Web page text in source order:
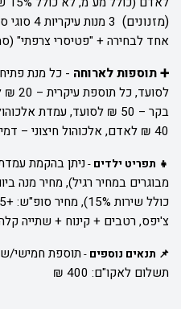
(מזנונים) 3 מנות עיקריות 4 סוגי סלטים (מבחר "בר סלטים")
אחד לבחירה + "פטיסרי צרפתי" (סה"כ 2
➕ תוספות לארוחה -
לסועד,כל תוספת עיקרית – 20 ₪ לסועד,
בקר – 50 ₪ לסועד,
עמדת
40 ₪ לאדם,
אלכוהול חיצוני – דמי
👧 תפריט ילדים -
מבוגרים במחיר רגיל),
כולל שירות 15%),
מחיר סופ"ש: +25 ₪,
צ'יפס, רטבים + קינוח + שתייה
📌 תנאים נוספים -תוספת חמישי/שישי: 25
תשלום לאקו"ם: 400 ₪